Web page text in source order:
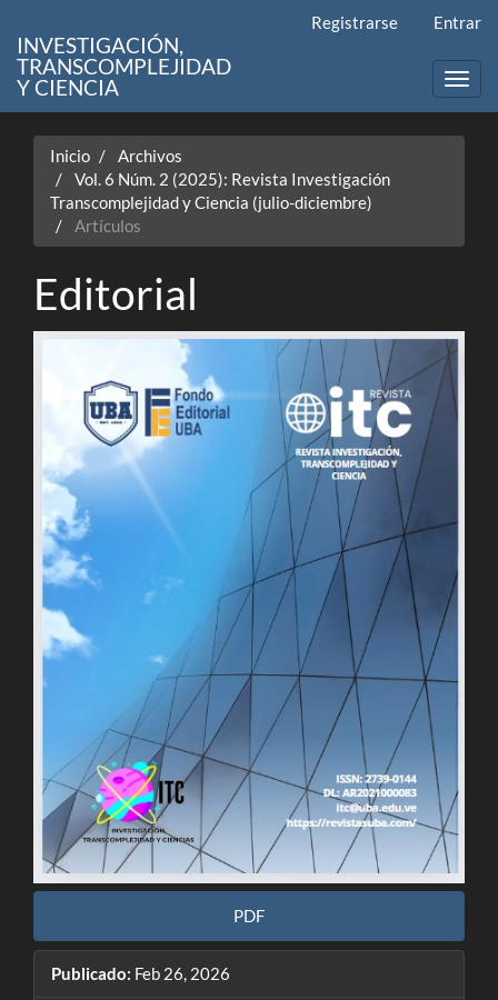
principal
Contenido
principal
Registrarse Entrar
INVESTIGACIÓN,
TRANSCOMPLEJIDAD
Y CIENCIA
Inicio
Archivos
Vol. 6 Núm. 2 (2025): Revista Investigación
Transcomplejidad y Ciencia (julio-diciembre)
Artículos
Editorial
lateral
artículo
PDF
Publicado: Feb 26, 2026